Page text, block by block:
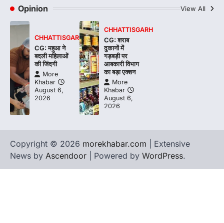
Opinion View All
CHHATTISGARH
CG: महुआ ने
बदली महिलाओं
की जिंदगी
More
Khabar
August 6,
2026
CHHATTISGARH
CG: शराब
दुकानों में
गड़बड़ी पर
आबकारी विभाग
का बड़ा एक्शन
More
Khabar
August 6,
2026
Copyright © 2026 morekhabar.com | Extensive
News by Ascendoor | Powered by WordPress.